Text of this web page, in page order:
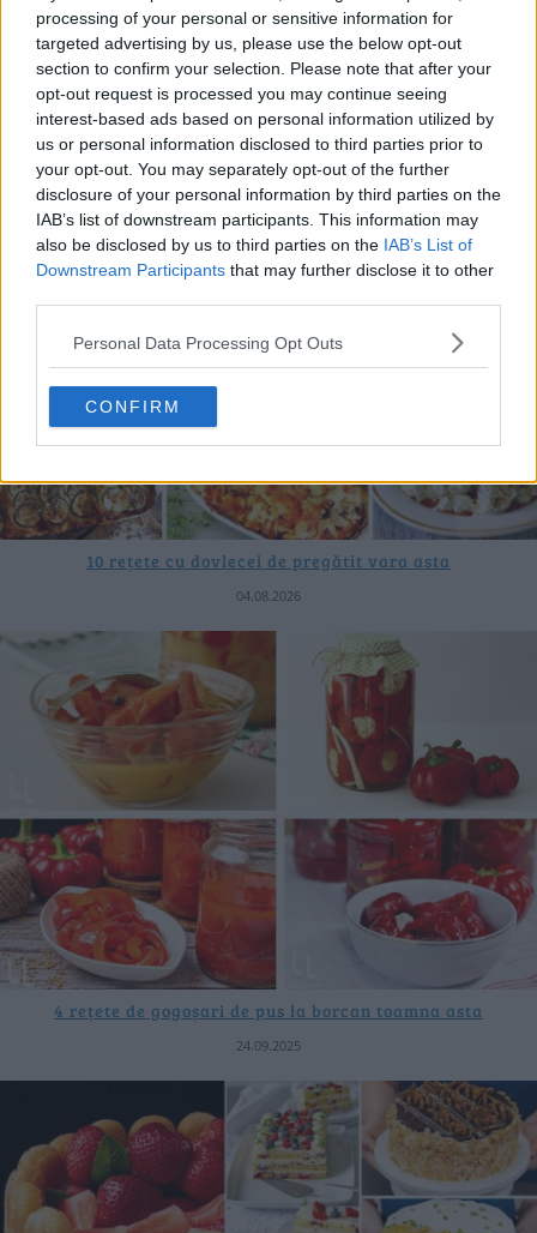
processing of your personal or sensitive information for
targeted advertising by us, please use the below opt-out
section to confirm your selection. Please note that after your
opt-out request is processed you may continue seeing
interest-based ads based on personal information utilized by
us or personal information disclosed to third parties prior to
your opt-out. You may separately opt-out of the further
disclosure of your personal information by third parties on the
IAB’s list of downstream participants. This information may
also be disclosed by us to third parties on the IAB’s List of
Downstream Participants that may further disclose it to other
Personal Data Processing Opt Outs
CONFIRM
20 de rețete de salate de vară fără prelucrare termică
06.08.2026
10 rețete cu dovlecei de pregătit vara asta
04.08.2026
4 rețete de gogoșari de pus la borcan toamna asta
24.09.2025